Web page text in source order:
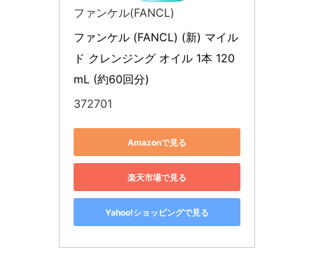
ファンケル(FANCL)
ファンケル (FANCL) (新) マイル
ド クレンジング オイル 1本 120
mL (約60回分)
372701
Amazonで見る
楽天市場で見る
Yahoo!ショッピングで見る